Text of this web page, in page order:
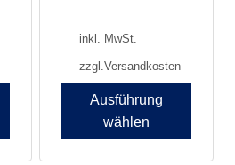
inkl. MwSt.
zzgl.Versandkosten
Ausführung
wählen